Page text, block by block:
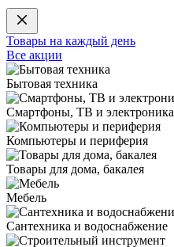
Товары на каждый день
Все акции
Бытовая техника
Смартфоны, ТВ и электроника
Компьютеры и периферия
Товары для дома, бакалея
Мебель
Сантехника и водоснабжение